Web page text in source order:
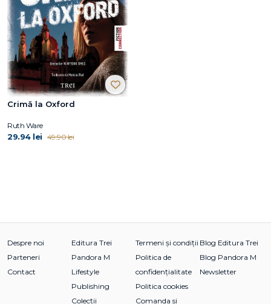
Crimă la Oxford
Ruth Ware
29.94 lei 49.90 lei
Despre noi
Parteneri
Contact
Editura Trei
Pandora M
Lifestyle
Publishing
Colecții
Termeni și condiții
Politica de
confidențialitate
Politica cookies
Comanda si
Blog Editura Trei
Blog Pandora M
Newsletter